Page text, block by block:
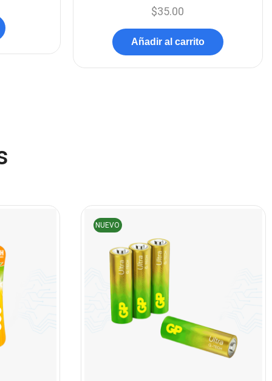
Case Gamers (12)
Cases (14)
Chanchito (15)
Control Remoto (2)
Convertidores Señales
Cooler (13)
Cooler Gamer
Dell (3)
Discos Duros
Discos Duros Externos (5)
Discos Duros Internos (9)
$35.00
Añadir al carrito
NUEVO